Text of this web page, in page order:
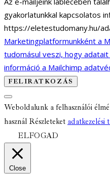
gyakorlatunkkal kapcsolatos
https://eletestudomany.hu/
Marketingplatformunkként a
tudomásul veszi, hogy
információ a Mailchimp
Weboldalunk a felhasználói
használ Részleteket adatkezelési
ELFOGAD
Close